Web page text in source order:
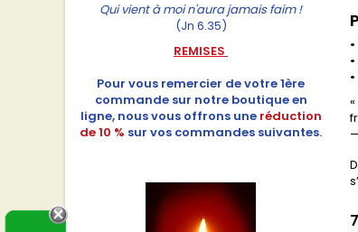
Qui vient à moi n'aura jamais faim !
(Jn 6.35)
REMISES
Pour vous remercier de votre 1ère
commande sur notre boutique en
ligne, nous vous offrons une réduction
de 10 % sur vos commandes suivantes.